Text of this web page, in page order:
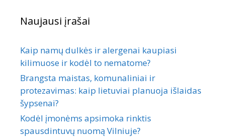
Naujausi įrašai
Kaip namų dulkės ir alergenai kaupiasi
kilimuose ir kodėl to nematome?
Brangsta maistas, komunaliniai ir
protezavimas: kaip lietuviai planuoja išlaidas
šypsenai?
Kodėl įmonėms apsimoka rinktis
spausdintuvų nuomą Vilniuje?